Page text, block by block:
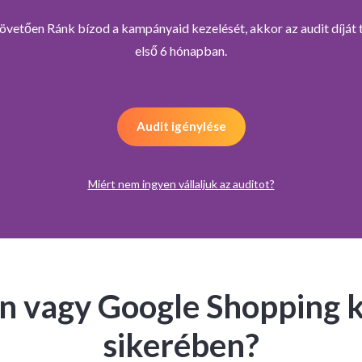
Ránk bízod a kampányaid kezelését, akkor az audit
első 6 hónapban.
Audit igénylése
Miért nem ingyen vállaljuk az auditot?
200+
Az auditokat több éves
tapasztalattal rendelkező
szakértőink készítik el, akik
Az auditokat
vagy Google Shopping
sikerében?